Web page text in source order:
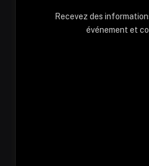
Recevez des
événement et